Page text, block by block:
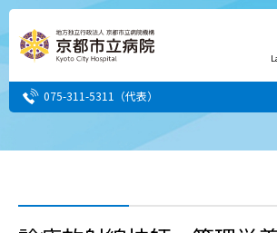
075-311-5311 （代表）